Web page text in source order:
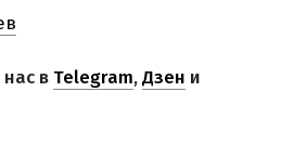
в Telegram,Дзен и